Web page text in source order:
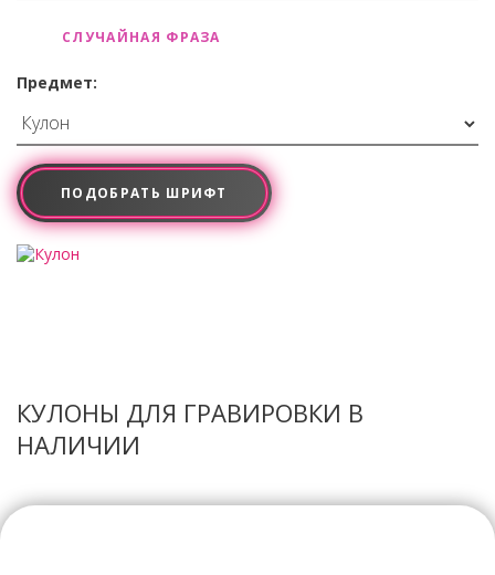
СЛУЧАЙНАЯ ФРАЗА
Предмет:
ПОДОБРАТЬ ШРИФТ
КУЛОНЫ ДЛЯ ГРАВИРОВКИ В
НАЛИЧИИ